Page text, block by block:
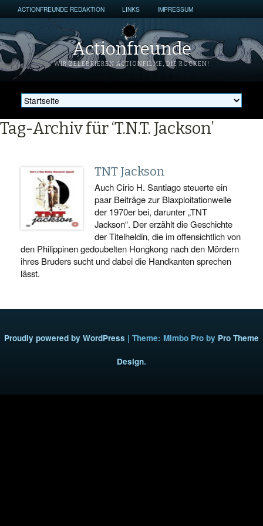
ACTIONFREUNDE REDAKTION LINKS IMPRESSUM
Actionfreunde
WIR ZELEBRIEREN ACTIONFILME, DIE ROCKEN!
Tag-Archiv für ‘T.N.T. Jackson’
TNT Jackson
Auch Cirio H. Santiago steuerte ein
paar Beiträge zur Blaxploitationwelle
der 1970er bei, darunter „TNT
Jackson“. Der erzählt die Geschichte
der Titelheldin, die im offensichtlich von
den Philippinen gedoubelten Hongkong nach den Mördern
ihres Bruders sucht und dabei die Handkanten sprechen
lässt.
Proudly powered by WordPress | Theme: Mimbo Pro by Pro Theme
Design.